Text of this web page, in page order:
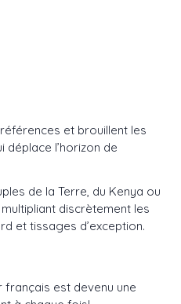
et brouillent les
l’horizon de
de la Terre, du Kenya ou
discrètement les
et tissages d’exception.
français est devenu une